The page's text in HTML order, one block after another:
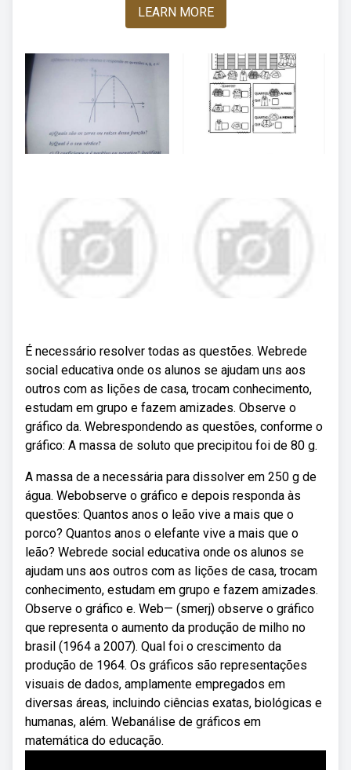
LEARN MORE
É necessário resolver todas as questões. Webrede
social educativa onde os alunos se ajudam uns aos
outros com as lições de casa, trocam conhecimento,
estudam em grupo e fazem amizades. Observe o
gráfico da. Webrespondendo as questões, conforme o
gráfico: A massa de soluto que precipitou foi de 80 g.
A massa de a necessária para dissolver em 250 g de
água. Webobserve o gráfico e depois responda às
questões: Quantos anos o leão vive a mais que o
porco? Quantos anos o elefante vive a mais que o
leão? Webrede social educativa onde os alunos se
ajudam uns aos outros com as lições de casa, trocam
conhecimento, estudam em grupo e fazem amizades.
Observe o gráfico e. Web— (smerj) observe o gráfico
que representa o aumento da produção de milho no
brasil (1964 a 2007). Qual foi o crescimento da
produção de 1964. Os gráficos são representações
visuais de dados, amplamente empregados em
diversas áreas, incluindo ciências exatas, biológicas e
humanas, além. Webanálise de gráficos em
matemática do educação.